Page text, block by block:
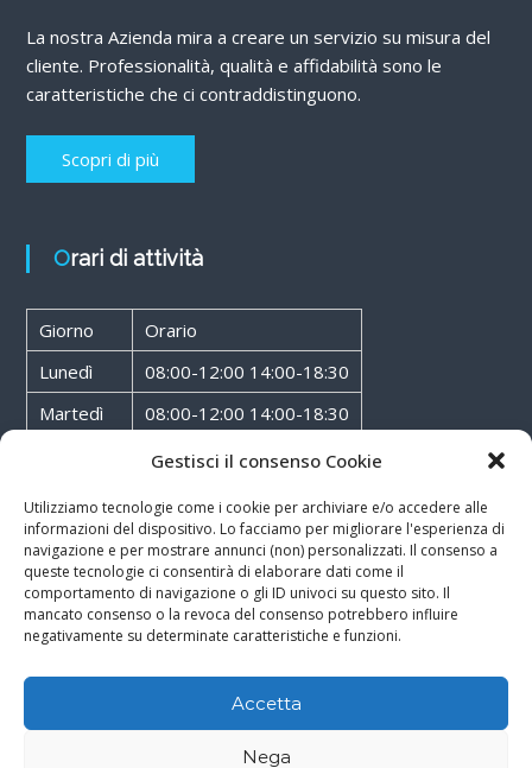
Gestisci il consenso Cookie
Utilizziamo tecnologie come i cookie per archiviare e/o accedere alle
informazioni del dispositivo. Lo facciamo per migliorare l'esperienza di
navigazione e per mostrare annunci (non) personalizzati. Il consenso a
queste tecnologie ci consentirà di elaborare dati come il
comportamento di navigazione o gli ID univoci su questo sito. Il
mancato consenso o la revoca del consenso potrebbero influire
negativamente su determinate caratteristiche e funzioni.
Accetta
Nega
La nostra Azienda mira a creare un servizio su misura del
cliente. Professionalità, qualità e affidabilità sono le
caratteristiche che ci contraddistinguono.
Scopri di più
Orari di attività
Giorno
Orario
Lunedì
08:00-12:00 14:00-18:30
Martedì
08:00-12:00 14:00-18:30
08:00-12:00 14:00-18:30
Giovedì
08:00-12:00 14:00-18:30
Venerdì
08:00-12:00 14:00-18:30
Sabato
08:00-12:00
Rossoxweb